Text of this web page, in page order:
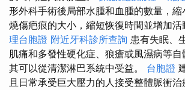
形外科手術後局部水腫和血腫的數量，
燒傷疤痕的大小，縮短恢復時間並增加活
理台胞證 附近牙科診所查詢 患有失眠、
肌痛和多發性硬化症、狼瘡或風濕病等
其可以從清潔淋巴系統中受益。 台胞證
且日常承受巨大壓力的人接受整體脈衝治